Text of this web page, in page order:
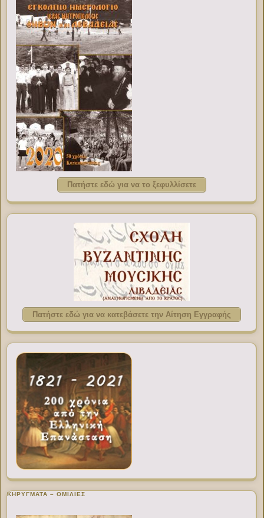
Πατήστε εδώ για να το ξεφυλλίσετε
Πατήστε εδώ για να κατεβάσετε την Αίτηση Εγγραφής
ΚΗΡΥΓΜΑΤΑ – ΟΜΙΛΙΕΣ